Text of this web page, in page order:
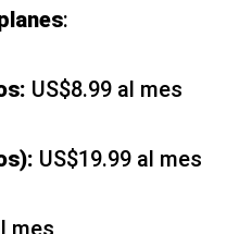
:
US$8.99 al mes
US$19.99 al mes